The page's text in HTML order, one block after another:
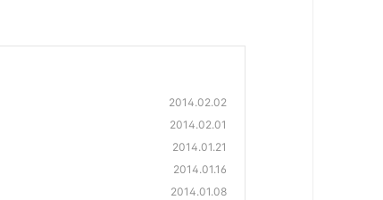
2014.02.02
2014.02.01
2014.01.21
2014.01.16
2014.01.08